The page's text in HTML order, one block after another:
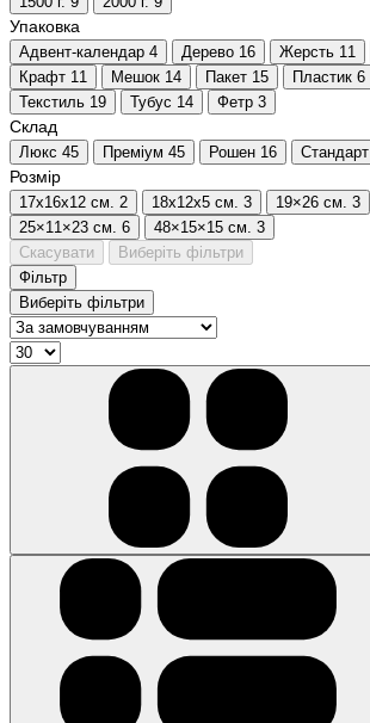
Упаковка
Адвент-календар 4 Дерево 16 Жерсть 11
Крафт 11 Мешок 14 Пакет 15 Пластик 6
Текстиль 19 Тубус 14 Фетр 3
Склад
Люкс 45 Преміум 45 Рошен 16 Стандарт
Розмір
17х16х12 см. 2 18х12х5 см. 3 19×26 см. 3
25×11×23 см. 6 48×15×15 см. 3
Скасувати
Виберіть фільтри
Фільтр
Виберіть фільтри